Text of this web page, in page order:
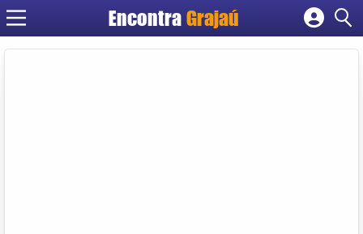
Encontra Grajaú
Cadastrar empresa